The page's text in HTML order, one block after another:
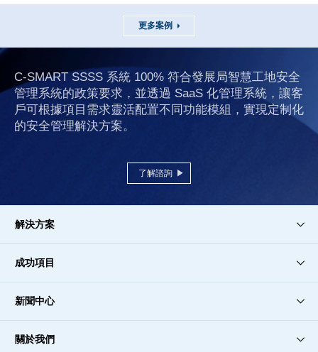
更多案例
C-SMART SSSS 系統 100% 符合發展局智慧工地安全
管理系統的政策要求，並透過 SaaS 化管理系統，讓客
戶可根據項目需求靈活配置不同功能模組，實現定制化
的安全管理解決方案。
了解諮詢
解決方案
成功項目
新聞中心
關於我們